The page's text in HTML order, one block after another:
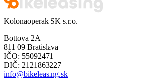
Kolonaoperak SK s.r.o.
Bottova 2A
811 09 Bratislava
IČO: 55092471
DIČ: 2121863227
info@bikeleasing.sk